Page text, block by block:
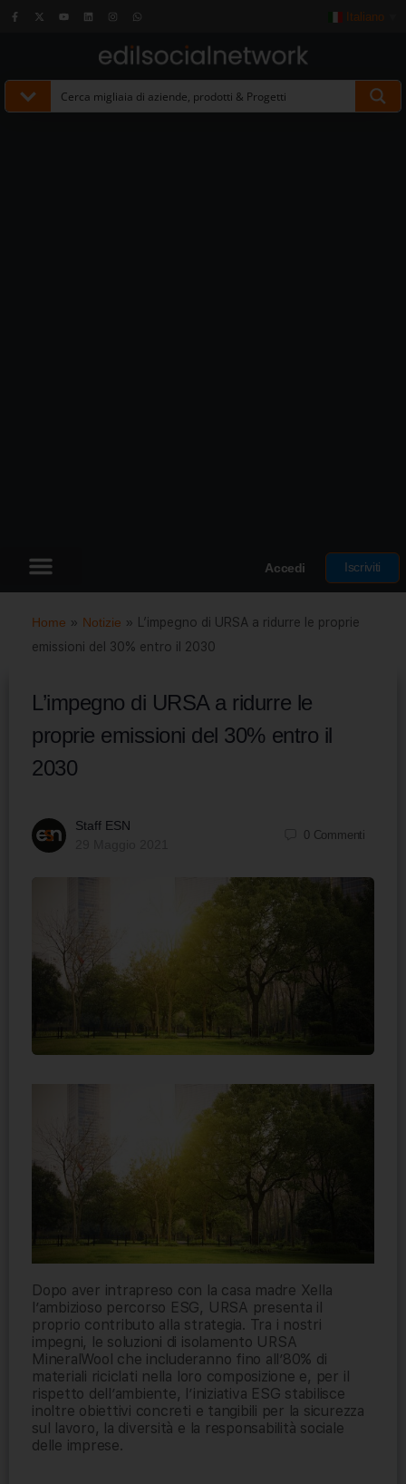
Italiano
Accedi Iscriviti
Home » Notizie »
L’impegno di URSA a ridurre le proprie
emissioni del 30% entro il 2030
L’impegno di URSA a ridurre le
proprie emissioni del 30% entro il
2030
Staff ESN
0 Commenti
Dopo aver intrapreso con la casa madre Xella
l’ambizioso percorso ESG, URSA presenta il
proprio contributo alla strategia. Tra i nostri
impegni, le soluzioni di isolamento URSA
MineralWool che includeranno fino all’80% di
materiali riciclati nella loro composizione e, per il
rispetto dell’ambiente, l’iniziativa ESG stabilisce
inoltre obiettivi concreti e tangibili per la sicurezza
sul lavoro, la diversità e la responsabilità sociale
delle imprese.